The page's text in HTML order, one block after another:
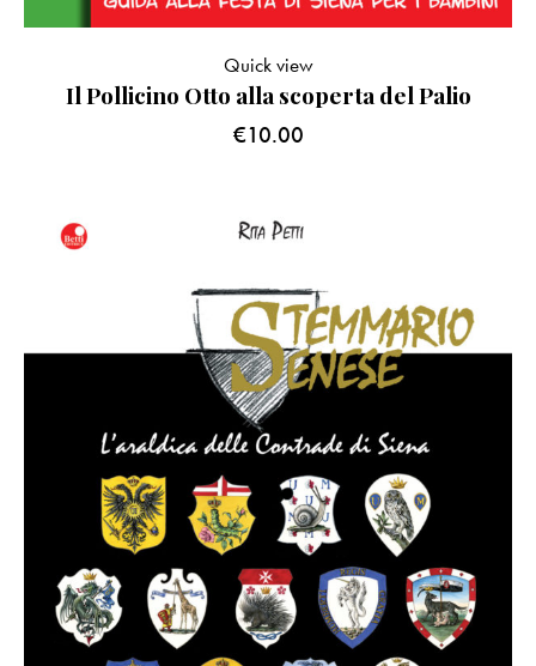
Il Pollicino Otto alla scoperta del Palio
€10.00
Quick view